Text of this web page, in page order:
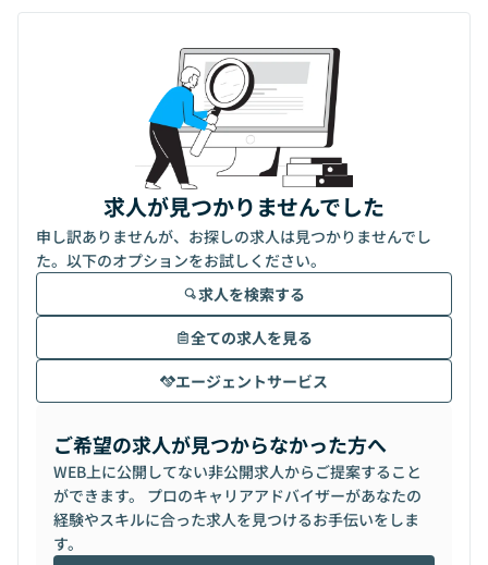
求人が見つかりませんでした
申し訳ありませんが、お探しの求人は見つかりませんでし
た。以下のオプションをお試しください。
求人を検索する
全ての求人を見る
エージェントサービス
ご希望の求人が見つからなかった方へ
WEB上に公開してない非公開求人からご提案すること
ができます。 プロのキャリアアドバイザーがあなたの
経験やスキルに合った求人を見つけるお手伝いをしま
す。